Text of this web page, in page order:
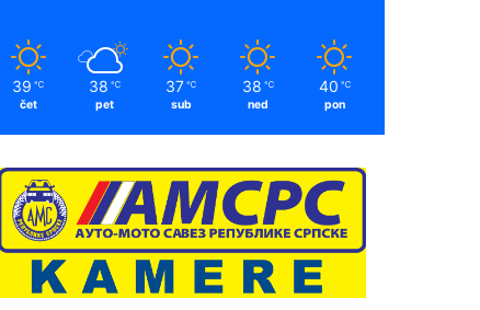
39 ℃
čet
38 ℃
pet
37 ℃
sub
38 ℃
ned
40 ℃
pon